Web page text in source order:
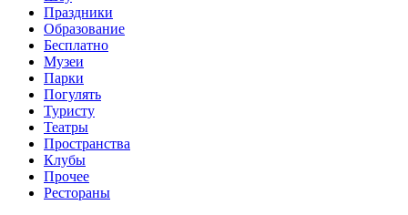
Праздники
Образование
Бесплатно
Музеи
Парки
Погулять
Туристу
Театры
Пространства
Клубы
Прочее
Рестораны